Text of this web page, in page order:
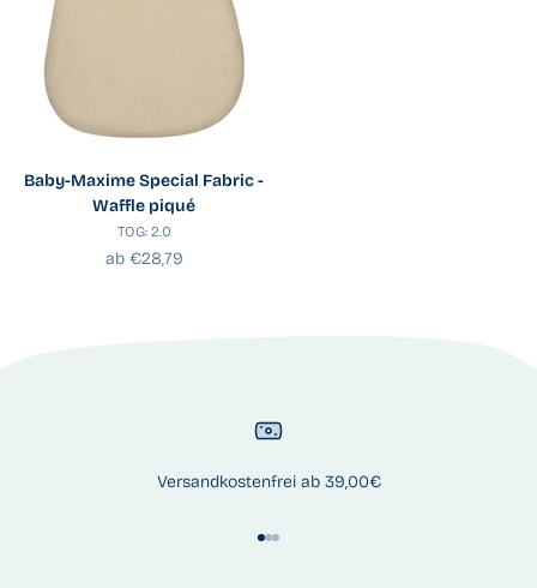
Baby-Maxime Special Fabric -
Waffle piqué
TOG: 2.0
Angebot
ab €28,79
Versandkostenfrei ab 39,00€